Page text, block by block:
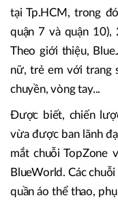
tại Tp.HCM, trong
quận 7 và quận 10),
Theo giới thiệu,
nữ, trẻ em với trang
chuyền, vòng tay...
Được biết, chiến
vừa được ban lãnh
mắt chuỗi TopZone
BlueWorld. Các
quần áo thể thao,